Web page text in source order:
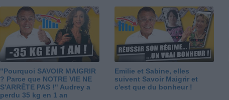
"Pourquoi SAVOIR MAIGRIR
? Parce que NOTRE VIE NE
S'ARRÊTE PAS !" Audrey a
perdu 35 kg en 1 an
Emilie et Sabine, elles
suivent Savoir Maigrir et
c'est que du bonheur !